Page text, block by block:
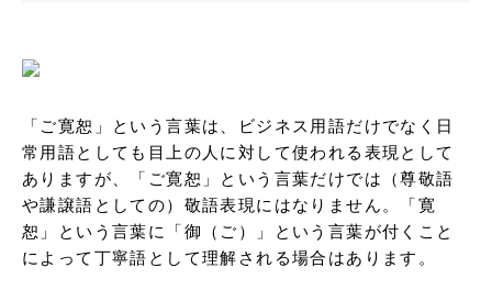
「ご寛恕」という言葉は、ビジネス用語だけでなく日
常用語としても目上の人に対して使われる表現として
ありますが、「ご寛恕」という言葉だけでは（尊敬語
や謙譲語としての）敬語表現にはなりません。「寛
恕」という言葉に「御（ご）」という言葉が付くこと
によって丁寧語として理解される場合はあります。